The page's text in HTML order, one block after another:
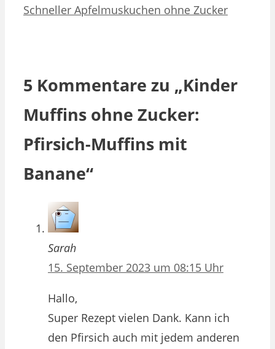
Schneller Apfelmuskuchen ohne Zucker
5 Kommentare zu „Kinder
Muffins ohne Zucker:
Pfirsich-Muffins mit
Banane“
Sarah
15. September 2023 um 08:15 Uhr
Hallo,
Super Rezept vielen Dank. Kann ich
den Pfirsich auch mit jedem anderen